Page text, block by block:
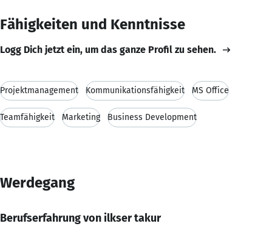
Fähigkeiten und Kenntnisse
Logg Dich jetzt ein, um das ganze Profil zu sehen.
Projektmanagement Kommunikationsfähigkeit MS Office
Teamfähigkeit Marketing Business Development
Werdegang
Berufserfahrung von ilkser takur